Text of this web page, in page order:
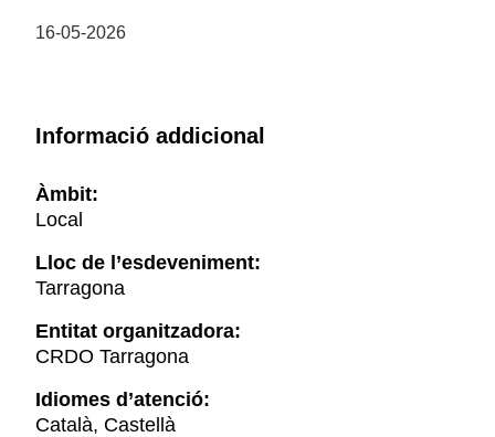
16-05-2026
Informació addicional
Àmbit:
Local
Lloc de l’esdeveniment:
Tarragona
Entitat organitzadora:
CRDO Tarragona
Idiomes d’atenció:
Català, Castellà